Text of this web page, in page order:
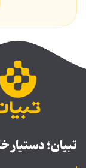
تبیان؛ دستیار